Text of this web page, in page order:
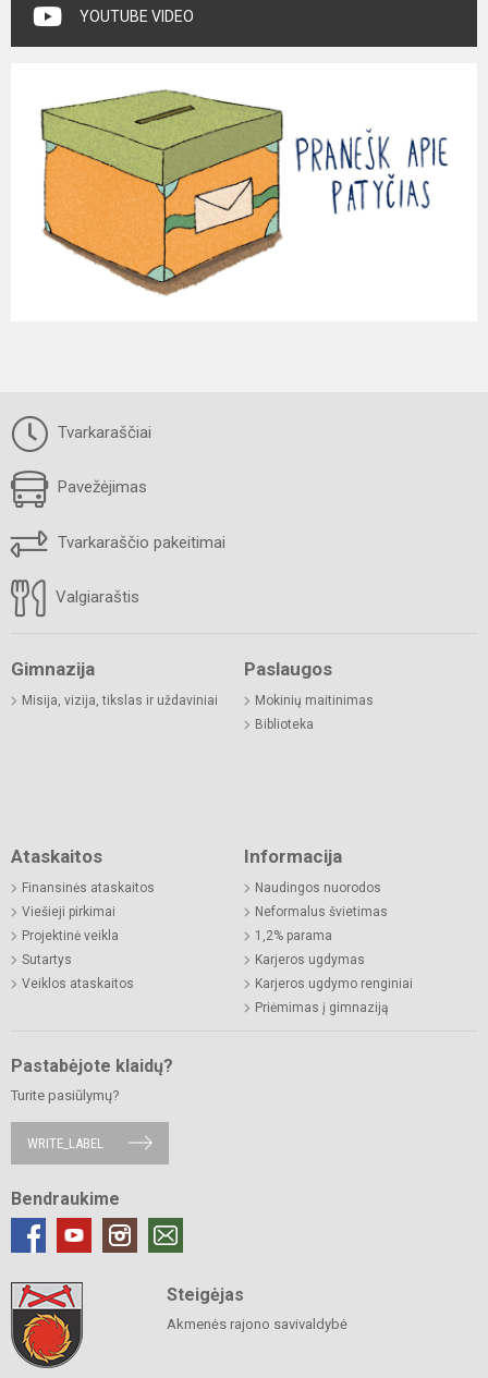
YOUTUBE VIDEO
Tvarkaraščiai
Pavežėjimas
Tvarkaraščio pakeitimai
Valgiaraštis
Gimnazija
Misija, vizija, tikslas ir uždaviniai
Paslaugos
Mokinių maitinimas
Biblioteka
Ataskaitos
Finansinės ataskaitos
Viešieji pirkimai
Projektinė veikla
Sutartys
Veiklos ataskaitos
Informacija
Naudingos nuorodos
Neformalus švietimas
1,2% parama
Karjeros ugdymas
Karjeros ugdymo renginiai
Priėmimas į gimnaziją
Pastabėjote klaidų?
Turite pasiūlymų?
WRITE_LABEL
Bendraukime
Steigėjas
Akmenės rajono savivaldybė